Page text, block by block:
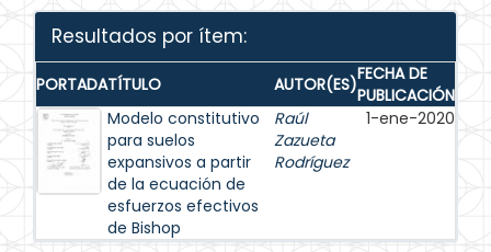
Resultados por ítem:
PORTADATÍTULO AUTOR(ES)FECHA DE
PUBLICACIÓN
Modelo constitutivo
para suelos
expansivos a partir
de la ecuación de
esfuerzos efectivos
de Bishop
Raúl
Zazueta
Rodríguez
1-ene-2020